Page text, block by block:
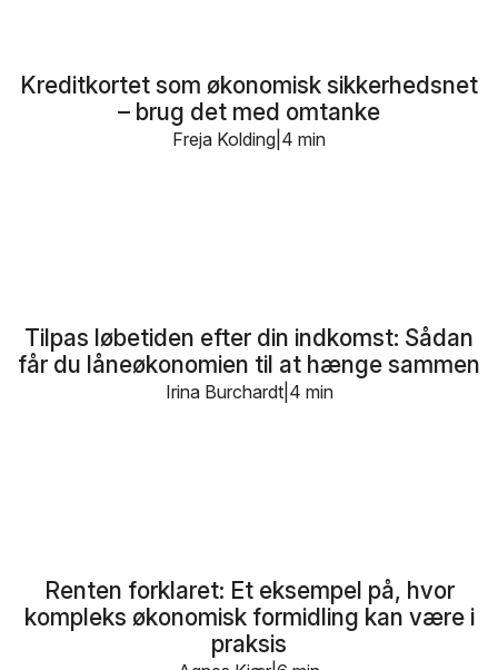
Kreditkortet som økonomisk sikkerhedsnet
– brug det med omtanke
4 min
Freja Kolding
Tilpas løbetiden efter din indkomst: Sådan
får du låneøkonomien til at hænge sammen
4 min
Irina Burchardt
Renten forklaret: Et eksempel på, hvor
kompleks økonomisk formidling kan være i
praksis